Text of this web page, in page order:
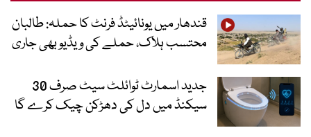
قندھار میں یونائیٹڈ فرنٹ کا حملہ: طالبان
محتسب ہلاک، حملے کی ویڈیو بھی جاری
جدید اسمارٹ ٹوائلٹ سیٹ صرف 30
سیکنڈ میں دل کی دھڑکن چیک کرے گا